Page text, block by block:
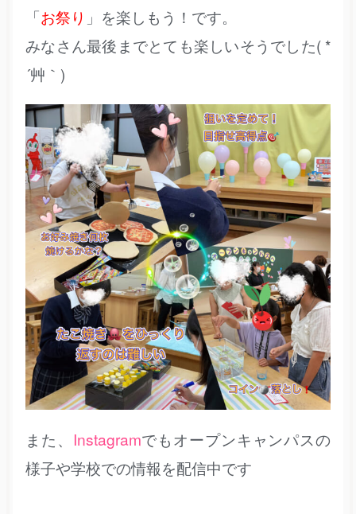
「お祭り 」を楽しもう！です。
みなさん最後までとても楽しいそうでした( *
´艸｀)
また、 Instagramでもオープンキャンパスの
様子や学校での情報を配信中です